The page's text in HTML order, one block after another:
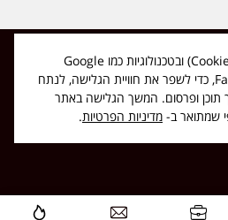
- חדשות אפס שמונה - דיווחים בזמן
Made with ❤
אנחנו משתמשים בעוגיות (Cookies) ובטכנולוגיות כמו Google
Analytics ו-Facebook Pixel, כדי לשפר את חוויית הגלישה, לנתח
תוכן ופרסום. המשך הגלישה באתר
שמתואר ב- מדיניות הפרטיות.